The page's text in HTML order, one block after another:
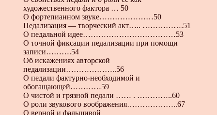
художественного фактора … 50
О фортепианном звуке…………………50
Педализация — творческий акт….. …………….51
О педальной идее………………………………53
О точной фиксации педализации при помощи
записи……….54
Об искажениях авторской
педализации………………..56
О педали фактурно-необходимой и
обогащающей…………59
О чистой и грязной педали …… . …………..60
О роли звукового воображения………………..67
О верной и фальшивой